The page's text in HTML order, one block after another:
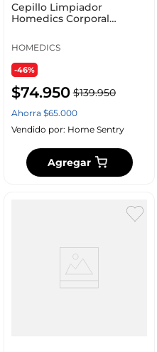
Cepillo Limpiador
Homedics Corporal
HOMEDICS
-46%
$74.950 $139.950
Ahorra $65.000
Vendido por: Home Sentry
Agregar